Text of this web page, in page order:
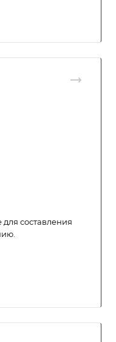
составления